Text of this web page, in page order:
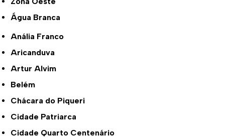
Água Branca
Anália Franco
Aricanduva
Artur Alvim
Belém
Chácara do Piqueri
Cidade Patriarca
Cidade Quarto Centenário